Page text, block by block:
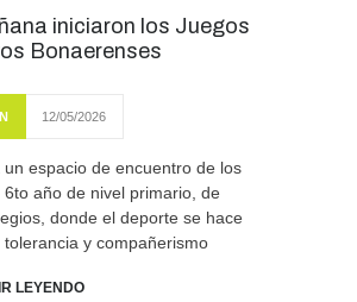
iniciaron los Juegos
Bonaerenses
12/05/2026
un espacio de encuentro de los
año de nivel primario, de
donde el deporte se hace
tolerancia y compañerismo
LEYENDO